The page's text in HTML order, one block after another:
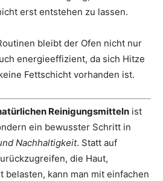
erst entstehen zu lassen.
bleibt der Ofen nicht nur
energieeffizient, da sich Hitze
Fettschicht vorhanden ist.
Reinigungsmitteln ist
ein bewusster Schritt in
Nachhaltigkeit. Statt auf
die Haut,
belasten, kann man mit einfachen